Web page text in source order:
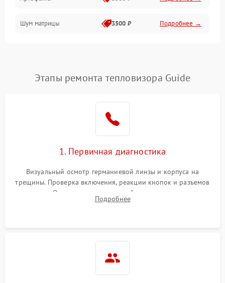
Проблемы питания
Сбои коммуникаций и интерфейсов
Экран (дисплей)
Шум матрицы 3500 ₽ Подробнее →
Этапы ремонта тепловизора Guide
1. Первичная диагностика
Визуальный осмотр германиевой линзы и корпуса на
трещины. Проверка включения, реакции кнопок и разъемов
зарядки. Оценка вывода тепловой сигнатуры на экран,
проверка базовых функций и считывание системных
Подробнее